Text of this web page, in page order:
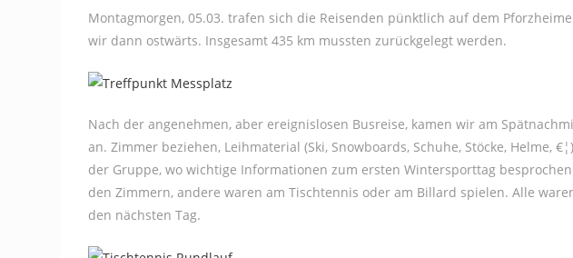
Montagmorgen, 05.03. trafen sich die Reisenden pünktlich auf dem
wir dann ostwärts. Insgesamt 435 km mussten zurückgelegt werden.
Nach der angenehmen, aber ereignislosen Busreise, kamen wir am
an. Zimmer beziehen, Leihmaterial (Ski, Snowboards, Schuhe, Stöcke, Helme,
der Gruppe, wo wichtige Informationen zum ersten Wintersporttag
den Zimmern, andere waren am Tischtennis oder am Billard spielen. Alle
den nächsten Tag.